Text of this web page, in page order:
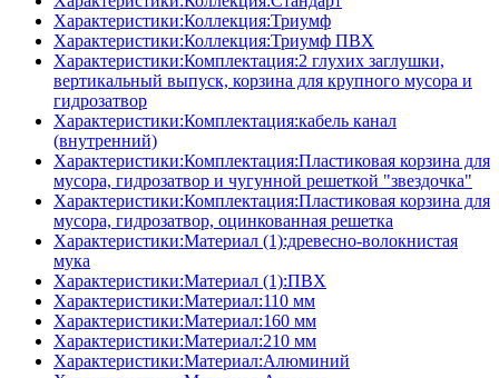
Характеристики:Коллекция:Триумф
Характеристики:Коллекция:Триумф ПВХ
Характеристики:Комплектация:2 глухих заглушки,
вертикальный выпуск, корзина для крупного мусора и
гидрозатвор
Характеристики:Комплектация:кабель канал
(внутренний)
Характеристики:Комплектация:Пластиковая корзина для
мусора, гидрозатвор и чугунной решеткой "звездочка"
Характеристики:Комплектация:Пластиковая корзина для
мусора, гидрозатвор, оцинкованная решетка
Характеристики:Материал (1):древесно-волокнистая
мука
Характеристики:Материал (1):ПВХ
Характеристики:Материал:110 мм
Характеристики:Материал:160 мм
Характеристики:Материал:210 мм
Характеристики:Материал:Алюминий